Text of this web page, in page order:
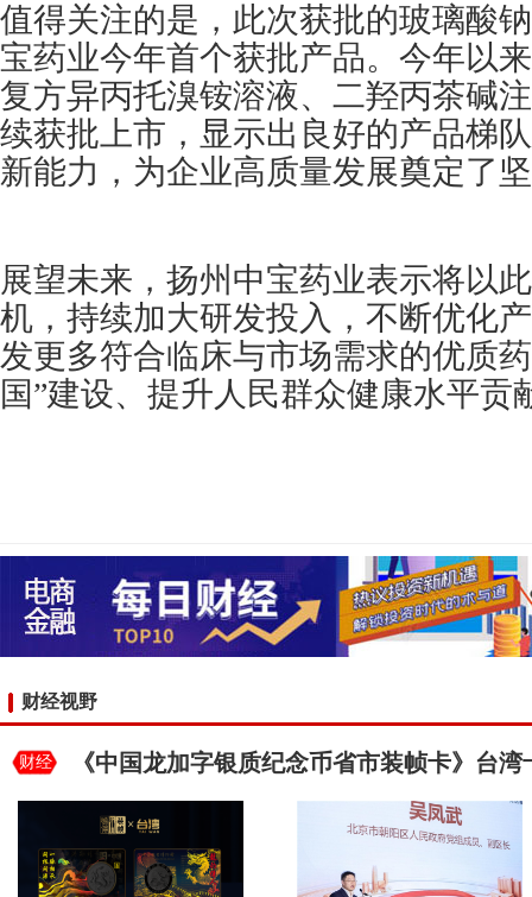
值得关注的是，此次获批的玻璃酸
宝药业今年首个获批产品。今年以
复方异丙托溴铵溶液、二羟丙茶碱
续获批上市，显示出良好的产品梯
新能力，为企业高质量发展奠定了
展望未来，扬州中宝药业表示将以
机，持续加大研发投入，不断优化
发更多符合临床与市场需求的优质
国”建设、提升人民群众健康水平贡
财经视野
财经 《中国龙加字银质纪念币省市装帧卡》台